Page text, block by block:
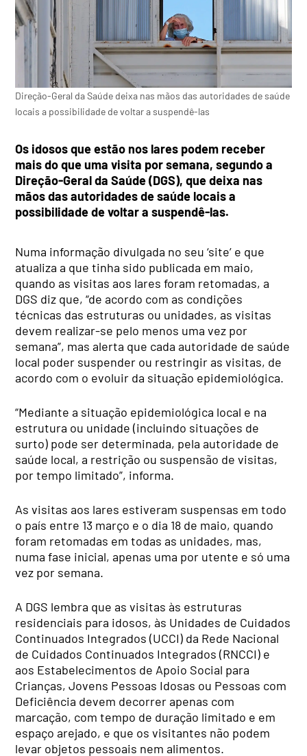
Direção-Geral da Saúde deixa nas mãos das autoridades de saúde
locais a possibilidade de voltar a suspendê-las
Os idosos que estão nos lares podem receber
mais do que uma visita por semana, segundo a
Direção-Geral da Saúde (DGS), que deixa nas
mãos das autoridades de saúde locais a
possibilidade de voltar a suspendê-las.
Numa informação divulgada no seu ‘site’ e que
atualiza a que tinha sido publicada em maio,
quando as visitas aos lares foram retomadas, a
DGS diz que, “de acordo com as condições
técnicas das estruturas ou unidades, as visitas
devem realizar-se pelo menos uma vez por
semana”, mas alerta que cada autoridade de saúde
local poder suspender ou restringir as visitas, de
acordo com o evoluir da situação epidemiológica.
“Mediante a situação epidemiológica local e na
estrutura ou unidade (incluindo situações de
surto) pode ser determinada, pela autoridade de
saúde local, a restrição ou suspensão de visitas,
por tempo limitado”, informa.
As visitas aos lares estiveram suspensas em todo
o país entre 13 março e o dia 18 de maio, quando
foram retomadas em todas as unidades, mas,
numa fase inicial, apenas uma por utente e só uma
vez por semana.
A DGS lembra que as visitas às estruturas
residenciais para idosos, às Unidades de Cuidados
Continuados Integrados (UCCI) da Rede Nacional
de Cuidados Continuados Integrados (RNCCI) e
aos Estabelecimentos de Apoio Social para
Crianças, Jovens Pessoas Idosas ou Pessoas com
Deficiência devem decorrer apenas com
marcação, com tempo de duração limitado e em
espaço arejado, e que os visitantes não podem
levar objetos pessoais nem alimentos.